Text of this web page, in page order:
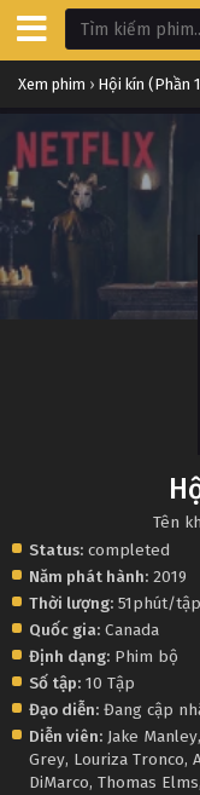
Xem phim › Hội kín (Phần
Tên
Status: completed
Năm phát hành: 2019
Thời lượng: 51phút/tập
Quốc gia: Canada
Định dạng: Phim bộ
Số tập: 10 Tập
Đạo diễn: Đang cập
Diễn viên: Jake Manley,
Grey, Louriza Tronco,
DiMarco, Thomas Elms